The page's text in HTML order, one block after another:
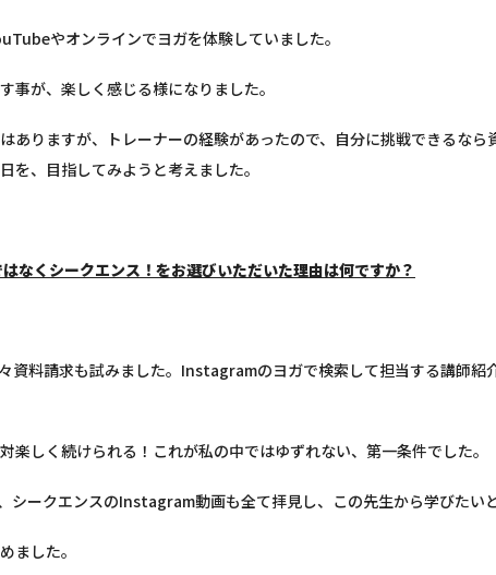
やオンラインでヨガを体験していました。
事が、楽しく感じる様になりました。
ありますが、トレーナーの経験があったので、自分に挑戦できるなら
を、目指してみようと考えました。
なくシークエンス！をお選びいただいた理由は何ですか？
資料請求も試みました。Instagramのヨガで検索して担当する講師紹
楽しく続けられる！これが私の中ではゆずれない、第一条件でした。
シークエンスのInstagram動画も全て拝見し、この先生から学びたい
ました。